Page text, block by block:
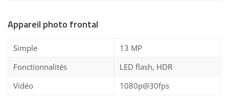
Appareil photo frontal
Simple
13 MP
Fonctionnalités
LED flash, HDR
Vidéo
1080p@30fps